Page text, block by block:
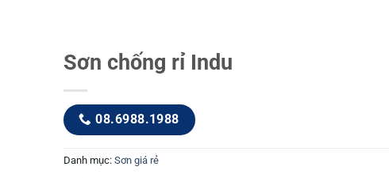
Sơn chống rỉ Indu
08.6988.1988
Danh mục: Sơn giá rẻ